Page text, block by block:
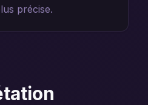
précise.